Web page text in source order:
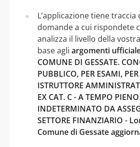
L’applicazione tiene
domande a cui rispondete
analizza il livello della
base agli argomenti
COMUNE DI GESSATE.
PUBBLICO, PER ESAMI,
ISTRUTTORE
EX CAT. C - A TEMPO
INDETERMINATO DA
SETTORE FINANZIARIO -
Comune di Gessate